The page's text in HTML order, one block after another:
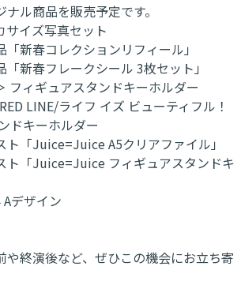
ル商品を販売予定です。
イズ写真セット
新春コレクションリフィール」
新春フレークシール 3枚セット」
ィギュアスタンドキーホルダー
LINE/ライフ イズ ビューティフル！
ドキーホルダー
「Juice=Juice A5クリアファイル」
ト「Juice=Juice フィギュアスタンドキ
デザイン
や終演後など、ぜひこの機会にお立ち寄